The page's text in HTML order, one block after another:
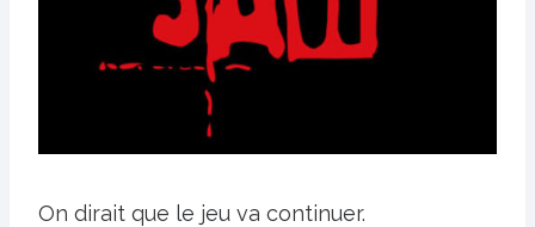
On dirait que le jeu va continuer.